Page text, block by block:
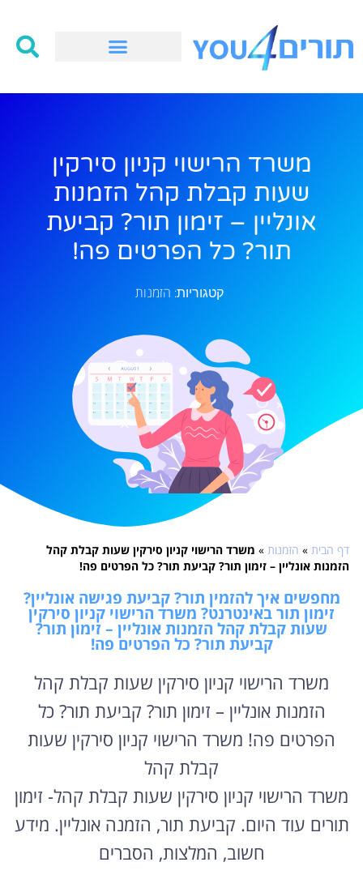
משרד הרישוי קניון סירקין
שעות קבלת קהל הזמנות
אונליין – זימון תור? קביעת
תור? כל הפרטים פה!
קטגוריות: הזמנות
דף הבית » הזמנות » משרד הרישוי קניון סירקין שעות קבלת קהל
הזמנות אונליין – זימון תור? קביעת תור? כל הפרטים פה!
מחפשים איך להזמין תור? קביעת פגישה אונליין?
זימון תור באינטרנט? משרד הרישוי קניון סירקין
שעות קבלת קהל הזמנות אונליין – זימון תור?
קביעת תור? כל הפרטים פה!
משרד הרישוי קניון סירקין שעות קבלת קהל
הזמנות אונליין – זימון תור? קביעת תור? כל
הפרטים פה! משרד הרישוי קניון סירקין שעות
קבלת קהל
משרד הרישוי קניון סירקין שעות קבלת קהל- זימון
תורים עוד היום. קביעת תור, הזמנה אונליין. מידע
חשוב, המלצות, הסברים